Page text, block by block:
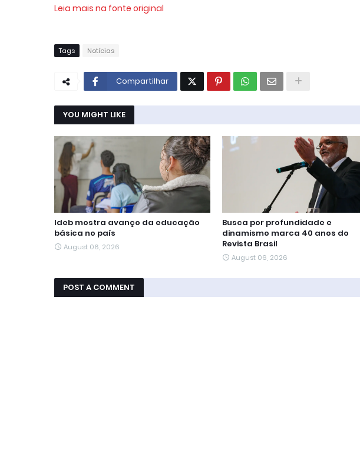
Leia mais na fonte original
Tags Notícias
Compartilhar
YOU MIGHT LIKE
Ideb mostra avanço da educação
básica no país
August 06, 2026
Busca por profundidade e
dinamismo marca 40 anos do
Revista Brasil
August 06, 2026
POST A COMMENT